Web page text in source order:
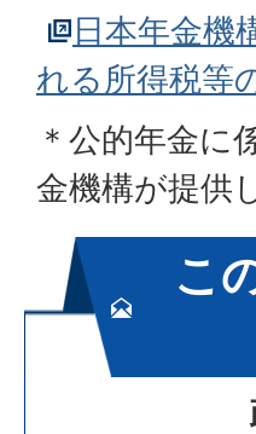
日本年金機
れる所得税等
＊公的年金に
金機構が提供
こ